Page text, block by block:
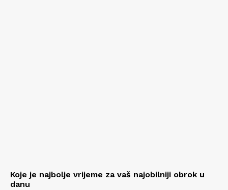
Koje je najbolje vrijeme za vaš najobilniji obrok u
danu